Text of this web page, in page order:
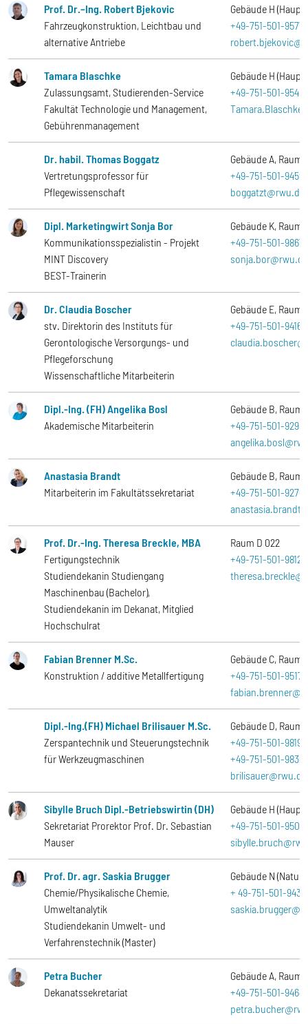
Prof. Dr.–Ing. Robert Bjekovic
Fahrzeugkonstruktion, Leichtbau und
alternative Antriebe
Gebäude H
+49-751-501-9577
Tamara Blaschke
Zulassungsamt, Studierenden-Service
Fakultät Technologie und Management,
Gebührenmanagement
Gebäude H
+49-751-501-9545
Dr. habil. Thomas Boggatz
Vertretungsprofessor für
Pflegewissenschaft
Gebäude A Raum
+49-751-501-9459
boggatzt@rwu.de
Dipl. Marketingwirt Sonja Bor
Kommunikationsspezialistin - Projekt
MINT Discovery
BEST-Trainerin
Gebäude K Raum
+49-751-501-9867
sonja.bor@rwu.de
Dr. Claudia Boscher
stv. Direktorin des Instituts für
Gerontologische Versorgungs- und
Pflegeforschung
Wissenschaftliche Mitarbeiterin
Gebäude E Raum
+49-751-501-9416
Dipl.-Ing. (FH) Angelika Bosl
Akademische Mitarbeiterin
Gebäude B Raum
+49-751-501-9295
Anastasia Brandt
Mitarbeiterin im Fakultätssekretariat
Gebäude B Raum
+49-751-501-9270
Prof. Dr.-Ing. Theresa Breckle, MBA
Fertigungstechnik
Studiendekanin Studiengang
Maschinenbau (Bachelor),
Studiendekanin im Dekanat, Mitglied
Hochschulrat
Raum D 022
+49-751-501-9812
Fabian Brenner M.Sc.
Konstruktion / additive Metallfertigung
Gebäude C Raum
+49-751-501-9517
Dipl.-Ing.(FH) Michael Brilisauer M.Sc.
Zerspantechnik und Steuerungstechnik
für Werkzeugmaschinen
Gebäude D Raum
+49-751-501-9819
+49-751-501-9830
brilisauer@rwu.de
Sibylle Bruch Dipl.-Betriebswirtin (DH)
Sekretariat Prorektor Prof. Dr. Sebastian
Mauser
Gebäude H
+49-751-501-9509
Prof. Dr. agr. Saskia Brugger
Chemie/Physikalische Chemie,
Umweltanalytik
Studiendekanin Umwelt- und
Verfahrenstechnik (Master)
Gebäude N
+ 49-751-501-9430
Petra Bucher
Dekanatssekretariat
Gebäude A Raum
+49-751-501-9464